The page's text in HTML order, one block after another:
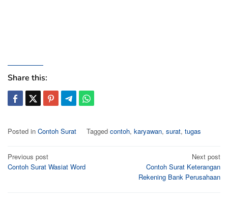
Share this:
Posted in Contoh Surat Tagged contoh, karyawan, surat, tugas
Post
navigation
Previous post
Contoh Surat Wasiat Word
Next post
Contoh Surat Keterangan
Rekening Bank Perusahaan